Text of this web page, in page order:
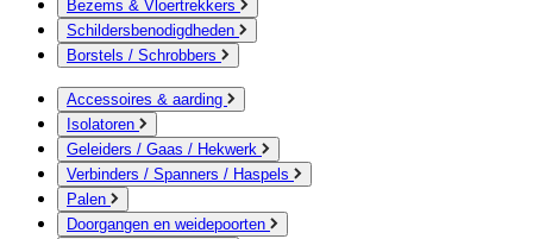
Bezems & Vloertrekkers
Schildersbenodigdheden
Borstels / Schrobbers
Accessoires & aarding
Isolatoren
Geleiders / Gaas / Hekwerk
Verbinders / Spanners / Haspels
Palen
Doorgangen en weidepoorten